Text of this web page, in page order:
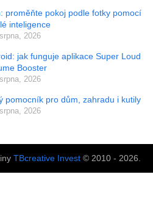
proměňte pokoj podle fotky pomocí
inteligence
2026
jak funguje aplikace Super Loud
Booster
2026
pomocník pro dům, zahradu i kutily
2026
TBcreative Invest© 2010 - 2026.